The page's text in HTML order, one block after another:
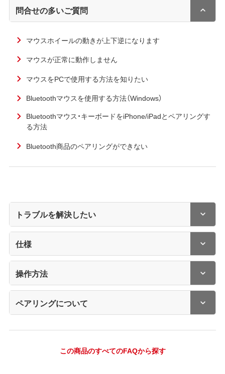
問合せの多いご質問
マウスホイールの動きが上下逆になります
マウスが正常に動作しません
マウスをPCで使用する方法を知りたい
Bluetoothマウスを使用する方法（Windows）
Bluetoothマウス・キーボードをiPhone/iPadとペアリングす
る方法
Bluetooth商品のペアリングができない
トラブルを解決したい
仕様
操作方法
ペアリングについて
この商品のすべてのFAQから探す